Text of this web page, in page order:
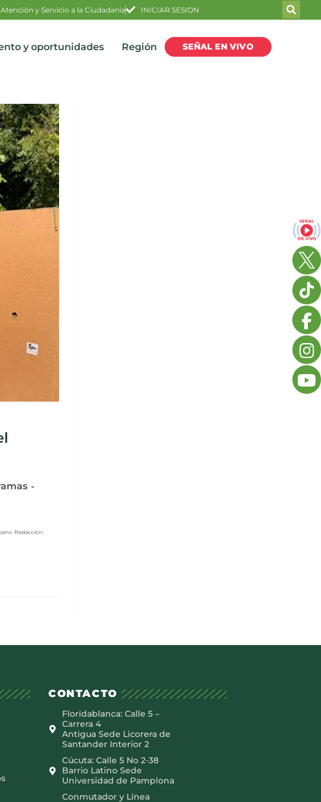
Atención y Servicio a la Ciudadanía INICIAR SESION
y oportunidades Región SEÑAL EN VIVO
Redacción:
CONTACTO
Floridablanca: Calle 5 –
Carrera 4
Antigua Sede Licorera de
Santander Interior 2
Cúcuta: Calle 5 No 2-38
Barrio Latino Sede
Universidad de Pamplona
Conmutador y Línea